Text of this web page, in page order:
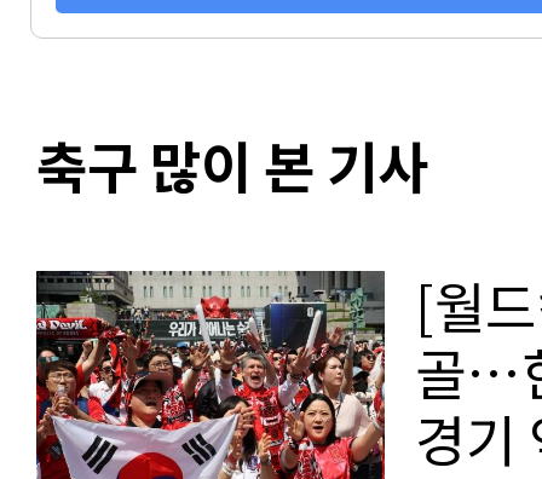
축구 많이 본 기사
[월
골…
경기